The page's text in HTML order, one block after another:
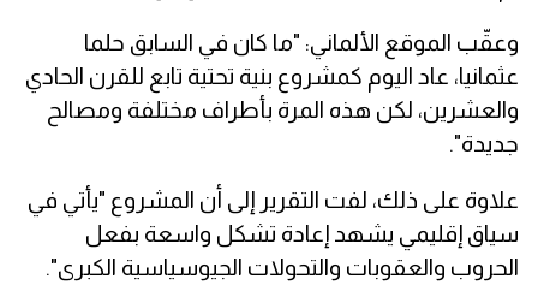
وعقّب الموقع الألماني: "ما كان في السابق حلما
عثمانيا، عاد اليوم كمشروع بنية تحتية تابع للقرن الحادي
والعشرين، لكن هذه المرة بأطراف مختلفة ومصالح
جديدة".
علاوة على ذلك، لفت التقرير إلى أن المشروع "يأتي في
سياق إقليمي يشهد إعادة تشكل واسعة بفعل
الحروب والعقوبات والتحولات الجيوسياسية الكبرى".